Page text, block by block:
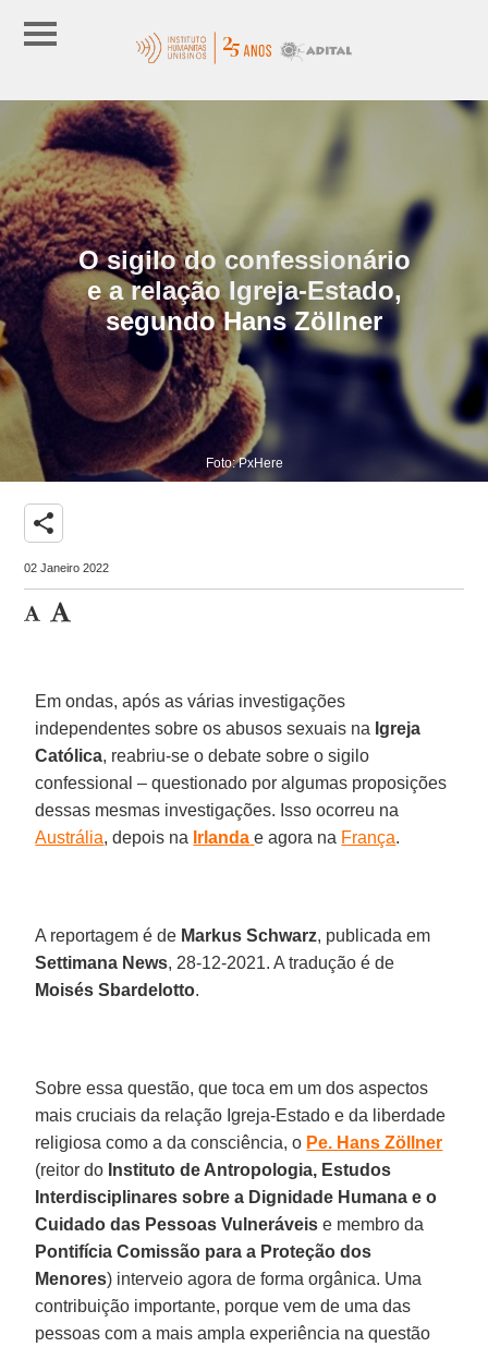
O sigilo do confessionário
e a relação Igreja-Estado,
segundo Hans Zöllner
Foto: PxHere
share
02 Janeiro 2022
Em ondas, após as várias investigações
independentes sobre os abusos sexuais na Igreja
Católica, reabriu-se o debate sobre o sigilo
confessional – questionado por algumas proposições
dessas mesmas investigações. Isso ocorreu na
Austrália, depois na Irlanda e agora na França.
A reportagem é de Markus Schwarz, publicada em
Settimana News, 28-12-2021. A tradução é de
Moisés Sbardelotto.
Sobre essa questão, que toca em um dos aspectos
mais cruciais da relação Igreja-Estado e da liberdade
religiosa como a da consciência, o Pe. Hans Zöllner
(reitor do Instituto de Antropologia, Estudos
Interdisciplinares sobre a Dignidade Humana e o
Cuidado das Pessoas Vulneráveis e membro da
Pontifícia Comissão para a Proteção dos
Menores) interveio agora de forma orgânica. Uma
contribuição importante, porque vem de uma das
pessoas com a mais ampla experiência na questão